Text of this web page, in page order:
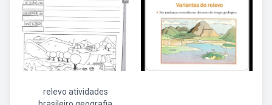
relevo atividades